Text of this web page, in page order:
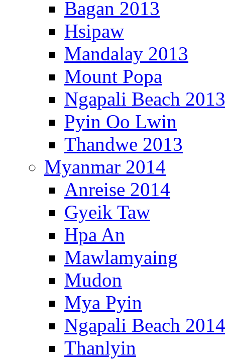
Bagan 2013
Hsipaw
Mandalay 2013
Mount Popa
Ngapali Beach 2013
Pyin Oo Lwin
Thandwe 2013
Myanmar 2014
Anreise 2014
Gyeik Taw
Hpa An
Mawlamyaing
Mudon
Mya Pyin
Ngapali Beach 2014
Thanlyin